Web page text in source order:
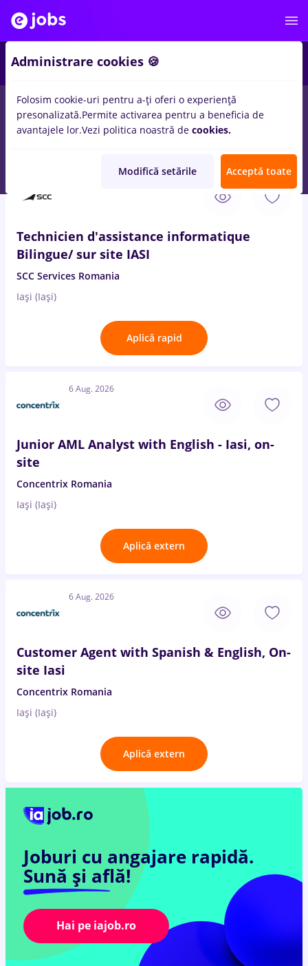
Salarii Full time Part time Fără experiență
Technicien d'assistance informatique
Bilingue/ sur site IASI
SCC Services Romania
Iași (Iași)
Aplică rapid
6 Aug. 2026
Junior AML Analyst with English - Iasi, on-
site
Concentrix Romania
Iași (Iași)
Aplică extern
6 Aug. 2026
Customer Agent with Spanish & English, On-
site Iasi
Concentrix Romania
Iași (Iași)
Aplică extern
Joburi cu angajare rapidă.
Sună și află!
Hai pe iajob.ro
Administrare cookies 🍪
Folosim cookie-uri pentru a-ți oferi o experiență
presonalizată.Permite activarea pentru a beneficia de
avantajele lor.Vezi politica noastră de cookies.
Modifică setările Acceptă toate